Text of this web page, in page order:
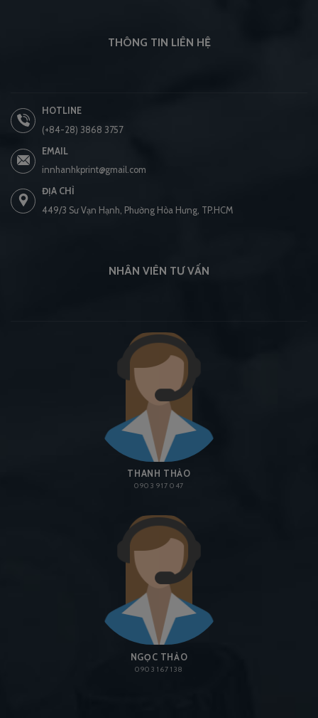
THÔNG TIN LIÊN HỆ
HOTLINE
(+84-28) 3868 3757
EMAIL
innhanhkprint@gmail.com
ĐỊA CHỈ
449/3 Sư Vạn Hạnh, Phường Hòa Hưng, TP.HCM
NHÂN VIÊN TƯ VẤN
THANH THẢO
0903 917 047
NGỌC THẢO
0903 167 138